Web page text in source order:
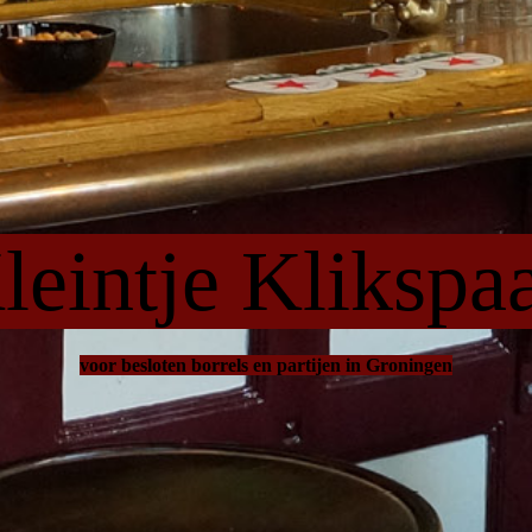
voor besloten borrels en partijen in Groningen